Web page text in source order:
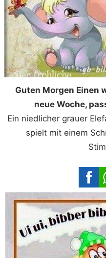
Guten Morgen Einen
neue Woche,
Ein niedlicher grauer
spielt mit einem